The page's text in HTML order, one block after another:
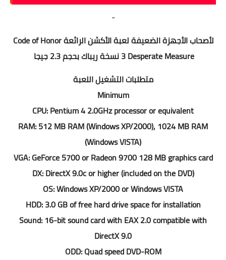
-
لأصحاب الأجهزة الضعيفة لعبة الأكشن الرائعة Code of Honor
3 Desperate Measure نسخة ريباك بحجم 2.3 جيجا
متطلبات التشغيل اللعبة
Minimum
CPU: Pentium 4 2.0GHz processor or equivalent
RAM: 512 MB RAM (Windows XP/2000), 1024 MB RAM
(Windows VISTA)
VGA: GeForce 5700 or Radeon 9700 128 MB graphics card
DX: DirectX 9.0c or higher (included on the DVD)
OS: Windows XP/2000 or Windows VISTA
HDD: 3.0 GB of free hard drive space for installation
Sound: 16-bit sound card with EAX 2.0 compatible with
DirectX 9.0
ODD: Quad speed DVD-ROM